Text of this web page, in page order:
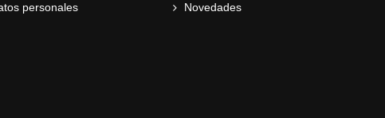
personales
Novedades